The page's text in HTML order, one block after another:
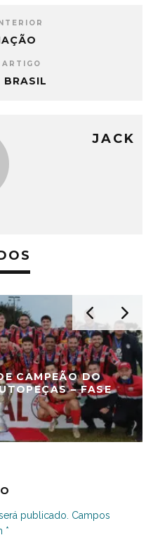
BRASIL
JACK
CAMPEÃO DO
– FASE
publicado. Campos
*